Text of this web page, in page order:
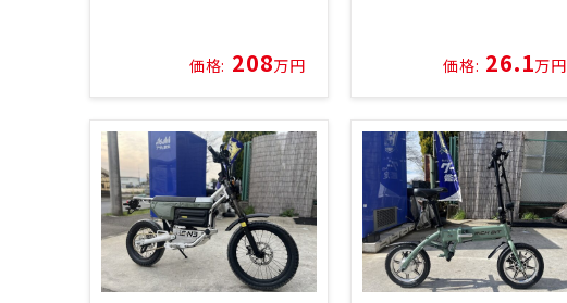
価格: 208万円 価格: 26.1万円